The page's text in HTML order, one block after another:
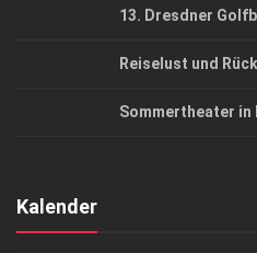
13. Dresdner
Reiselust und
Sommertheater in
Kalender